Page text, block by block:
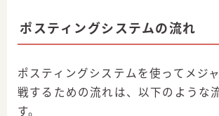
ポスティングシステムの流れ
ポスティングシステムを使ってメジ
戦するための流れは、以下のような
す。